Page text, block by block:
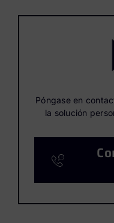
Póngase en
la solución